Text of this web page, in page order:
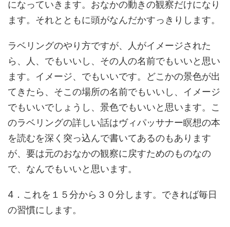
になっていきます。おなかの動きの観察だけになり
ます。それとともに頭がなんだかすっきりします。
ラベリングのやり方ですが、人がイメージされた
ら、人、でもいいし、その人の名前でもいいと思い
ます。イメージ、でもいいです。どこかの景色が出
てきたら、そこの場所の名前でもいいし、イメージ
でもいいでしょうし、景色でもいいと思います。こ
のラベリングの詳しい話はヴィパッサナー瞑想の本
を読むを深く突っ込んで書いてあるのもあります
が、要は元のおなかの観察に戻すためのものなの
で、なんでもいいと思います。
4．これを１５分から３０分します。できれば毎日
の習慣にします。